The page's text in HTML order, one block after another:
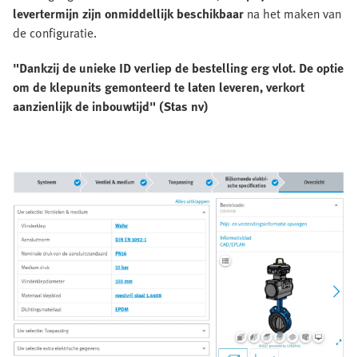
levertermijn zijn onmiddellijk beschikbaar na het maken van
de configuratie.
"Dankzij de unieke ID verliep de bestelling erg vlot. De optie
om de klepunits gemonteerd te laten leveren, verkort
aanzienlijk de inbouwtijd" (Stas nv)